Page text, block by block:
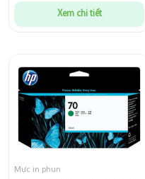
Xem chi tiết
Mực in phun